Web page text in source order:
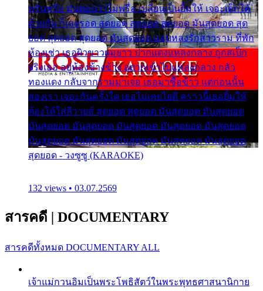
พรั่นพรือ มันตอบว่าไม่พรื่อ เปลี่ยนเป็นยิ้มให้ เจอะเด็กใต้
ด้วยกัน ก็เลยรอด สุดยอด สุดยอด สุดยอด มันสุดยอด สุด
ยอด สุดยอด สุดยอด มันสุดยอด แอบหลงรักสาวราม ที่พัก
ห้องเช่า เธอผิวขาวผมยาว ปากแดงแหลงกลาง ถูกสเป็ก
จริงเธอ อยู่ห้องข้างข้าง อยากเข้าไปแหลงกลาง กลัว
ทองแดง กลับจากรามมาเจอ เธอมาซื้อข้าว แต่ก่อนนั้น
สองเรา เจอะกันครั้งใด เธอไม่เคยไยดี คราวนี้เธอยิ้มให้
ต้องให้ใส่ลีวายส์ สุดยอด สุดยอด มันสุดยอด มันสุดยอด
มันสุดยอด มันสุดยอด มันสุดยอด มันสุดยอด มันสุดยอด
มันสุดยอด มันสุดยอด มันสุดยอด มันสุดยอด มันสุดยอด
สุดยอด - วงซูซู (KARAOKE)
132 views • 03.07.2569
สารคดี | DOCUMENTARY
สารคดีทั้งหมด DOCUMENTARY ALL
เจ้าแม่กวนอิมเป็นพระโพธิสัตว์ในพระพุทธศาสนานิกาย